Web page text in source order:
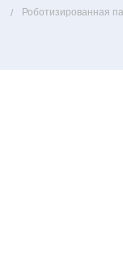
Роботизированная